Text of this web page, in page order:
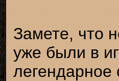
Замете, что
уже были в
легендарное